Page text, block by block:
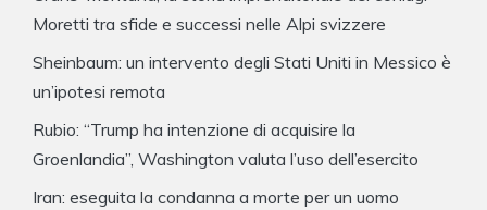
Moretti tra sfide e successi nelle Alpi svizzere
Sheinbaum: un intervento degli Stati Uniti in Messico è
un’ipotesi remota
Rubio: “Trump ha intenzione di acquisire la
Groenlandia”, Washington valuta l’uso dell’esercito
Iran: eseguita la condanna a morte per un uomo